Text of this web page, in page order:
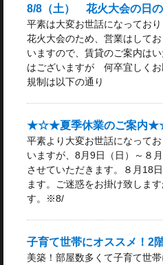
8/8（土） 花火大会の日
平素は大変お世話になってお
花火大会のため、営業はして
いますので、賃貸のご案内は
はございますが 何卒宜しくお
規制は以下の通り
★☆★夏季休業のご案内
平素より大変お世話になって
いますが、8月9日（日）～８
させていただきます。８月18
ます。ご迷惑をお掛け致しま
す。※8/
子育て世帯にオススメ！2
美築！部屋数多くて子育て世